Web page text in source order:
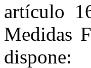
artículo
Medidas
dispone: